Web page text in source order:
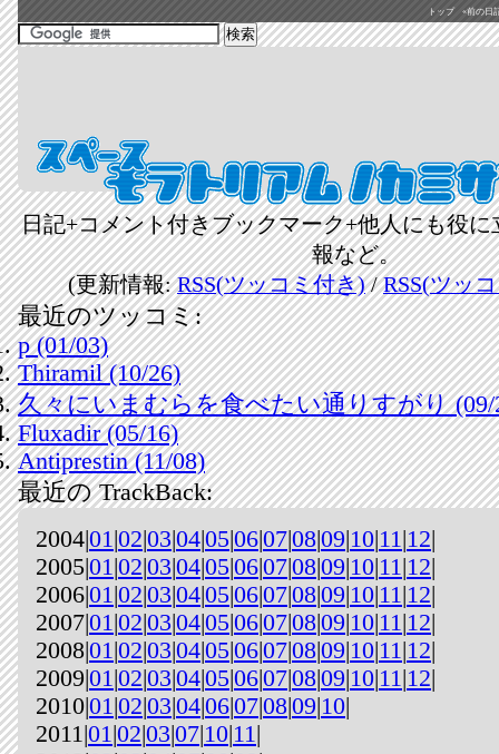
トップ «前の日
日記+コメント付きブックマーク+他人にも役
報など。
(更新情報:RSS(ツッコミ付き)/RSS(ツッ
最近のツッコミ:
p (01/03)
Thiramil (10/26)
久々にいまむらを食べたい通りすがり (09/
Fluxadir (05/16)
Antiprestin (11/08)
最近の TrackBack:
2004|01|02|03|04|05|06|07|08|09|10|11|12|
2005|01|02|03|04|05|06|07|08|09|10|11|12|
2006|01|02|03|04|05|06|07|08|09|10|11|12|
2007|01|02|03|04|05|06|07|08|09|10|11|12|
2008|01|02|03|04|05|06|07|08|09|10|11|12|
2009|01|02|03|04|05|06|07|08|09|10|11|12|
2010|01|02|03|04|06|07|08|09|10|
2011|01|02|03|07|10|11|